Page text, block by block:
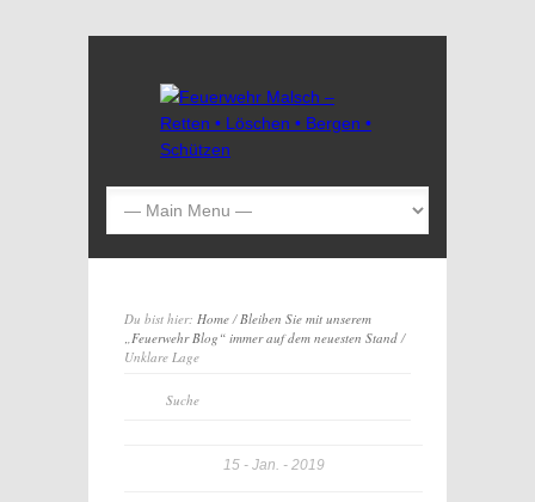
Du bist hier: Home/Bleiben Sie mit unserem
„Feuerwehr Blog“ immer auf dem neuesten Stand/
Unklare Lage
15 Jan. 2019